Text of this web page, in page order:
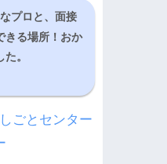
プロと、面接
きる場所！おか
。
ごとセンター